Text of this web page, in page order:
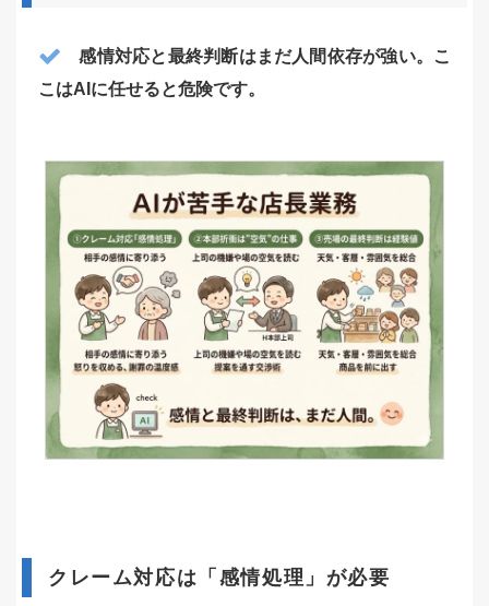
感情対応と最終判断はまだ人間依存が強い。こ
こはAIに任せると危険です。
クレーム対応は「感情処理」が必要